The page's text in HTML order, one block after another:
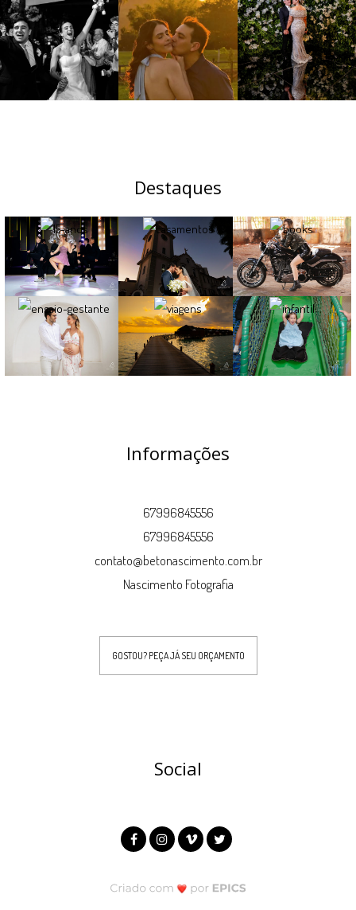
Destaques
Informações
67996845556
67996845556
contato@betonascimento.com.br
Nascimento Fotografia
GOSTOU? PEÇA JÁ SEU ORÇAMENTO
Social